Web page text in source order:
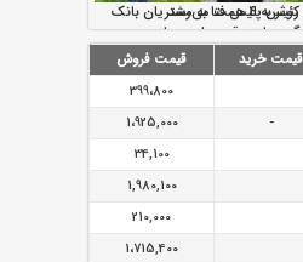
بالا رفت۴ همت می‌رسدسنگان
سندیکای بیمه گران ایران از
بیمه رازی
پلیس فتا به مشتریان بانک
از سرقت های مجازی
قیمت خرید
قیمت فروش
399،800
-
1،925,000
34,100
1,980,100
210,000
1،715,400